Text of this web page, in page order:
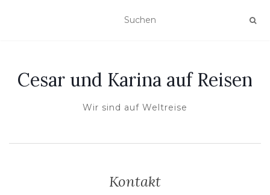
Cesar und Karina auf Reisen
Wir sind auf Weltreise
Kontakt